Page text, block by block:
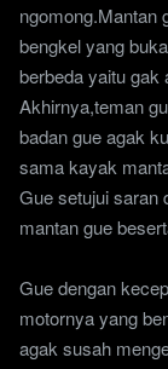
ngomong.Mantan
bengkel yang
berbeda yaitu gak
Akhirnya,teman
badan gue agak
sama kayak
Gue setujui saran
mantan gue
Gue dengan
motornya yang
agak susah